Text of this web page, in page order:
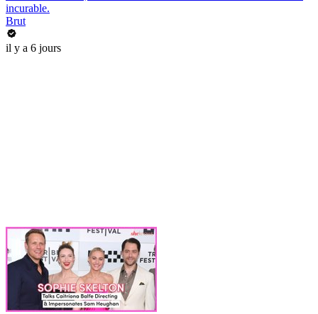
incurable.
Brut
il y a 6 jours